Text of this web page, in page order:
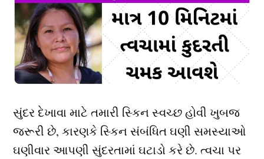
સુંદર દેખાવા માટે તમારી સ્કિન સ્વચ્છ હોવી ખુબજ
જરૂરી છે, કારણકે સ્કિન સંબંધિત ઘણી સમસ્યાઓ
ઘણીવાર આપણી સુંદરતામાં ઘટાડો કરે છે. ત્વચા પર